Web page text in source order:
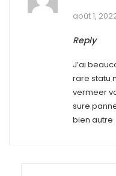
août 1,
Reply
J’ai
rare statu
vermeer
sure
bien autre